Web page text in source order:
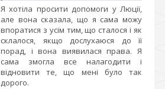
Я хотіла просити допомоги у Люції,
але вона сказала, що я сама можу
впоратися з усім тим, що сталося і як
склалося, якщо дослухаюся до її
порад, і вона виявилася права. Я
сама змогла все налагодити і
відновити те, що мені було так
дорого.